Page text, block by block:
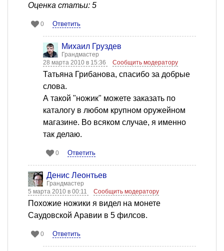
Оценка статьи: 5
0 Ответить
Михаил Груздев
Грандмастер
28 марта 2010 в 15:36
Сообщить модератору
Татьяна Грибанова, спасибо за добрые
слова.
А такой "ножик" можете заказать по
каталогу в любом крупном оружейном
магазине. Во всяком случае, я именно
так делаю.
0 Ответить
Денис Леонтьев
Грандмастер
5 марта 2010 в 00:11
Сообщить модератору
Похожие ножики я видел на монете
Саудовской Аравии в 5 филсов.
0 Ответить